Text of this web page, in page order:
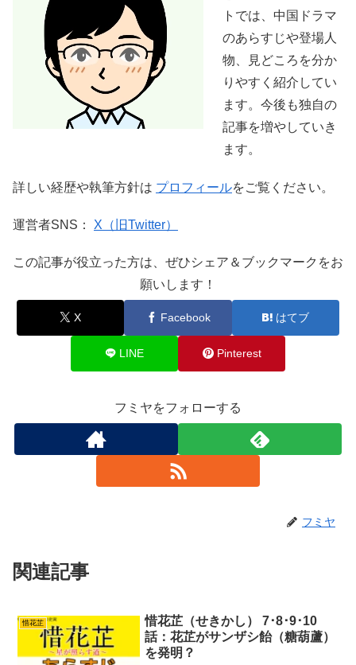
トでは、中国ドラマ
のあらすじや登場人
物、見どころを分か
りやすく紹介してい
ます。今後も独自の
記事を増やしていき
ます。
詳しい経歴や執筆方針は プロフィールをご覧ください。
運営者SNS： X（旧Twitter）
この記事が役立った方は、ぜひシェア＆ブックマークをお
願いします！
X Facebook はてブ
LINE Pinterest
フミヤをフォローする
フミヤ
関連記事
惜花芷
惜花芷（せきかし） 7･8･9･10
話：花芷がサンザシ飴（糖葫蘆）
を発明？